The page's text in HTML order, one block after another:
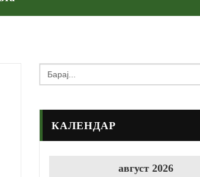
Search
for:
КАЛЕНДАР
август 2026